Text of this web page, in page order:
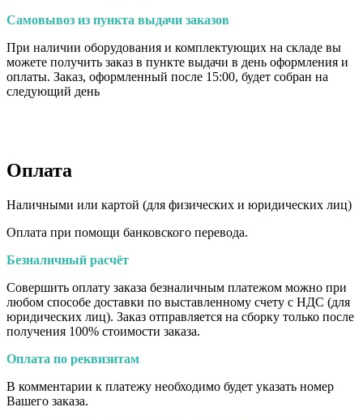
Самовывоз из пункта выдачи заказов
При наличии оборудования и комплектующих на складе вы
можете получить заказ в пункте выдачи в день оформления и
оплаты. Заказ, оформленный после 15:00, будет собран на
следующий день
Оплата
Наличными или картой (для физических и юридических лиц)
Оплата при помощи банковского перевода.
Безналичный расчёт
Совершить оплату заказа безналичным платежом можно при
любом способе доставки по выставленному счету с НДС (для
юридических лиц). Заказ отправляется на сборку только после
получения 100% стоимости заказа.
Оплата по реквизитам
В комментарии к платежу необходимо будет указать номер
Вашего заказа.